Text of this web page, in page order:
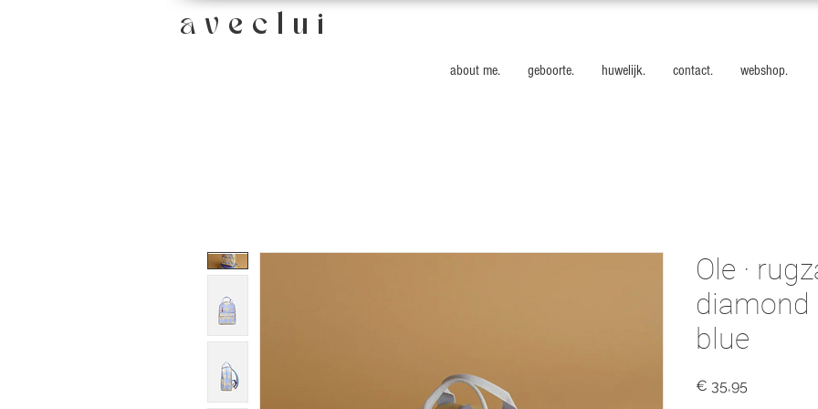
a v e c l u i
about me. geboorte. huwelijk. contact. webshop.
Ole ·
diamond
blue
€ 35,95